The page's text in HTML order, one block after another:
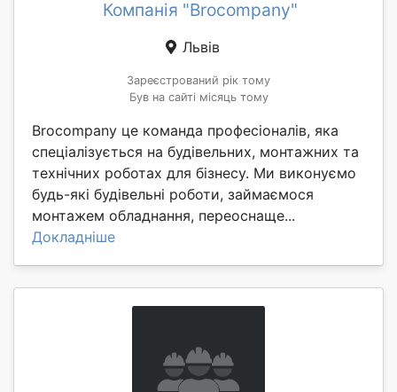
Компанія "Brocompany"
Львів
Зареєстрований рік тому
Був на сайті місяць тому
Brocompany це команда професіоналів, яка
спеціалізується на будівельних, монтажних та
технічних роботах для бізнесу. Ми виконуємо
будь-які будівельні роботи, займаємося
монтажем обладнання, переоснаще...
Докладніше